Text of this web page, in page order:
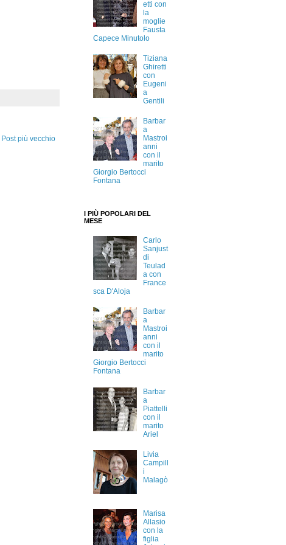
Post più vecchio
etti con
la
moglie
Fausta
Capece Minutolo
Tiziana
Ghiretti
con
Eugeni
a
Gentili
Barbar
a
Mastroi
anni
con il
marito
Giorgio Bertocci
Fontana
I PIÙ POPOLARI DEL
MESE
Carlo
Sanjust
di
Teulad
a con
France
sca D'Aloja
Barbar
a
Mastroi
anni
con il
marito
Giorgio Bertocci
Fontana
Barbar
a
Piattelli
con il
marito
Ariel
Livia
Campill
i
Malagò
Marisa
Allasio
con la
figlia